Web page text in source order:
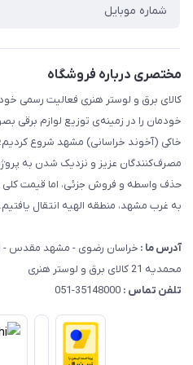
حریم خصوصی
مختصری درباره فروشگاه
خودمان را در زمینه‌ی توزیع لوازم برقی
خاکی (آخوند خراسانی) مشهد شروع
مصرف‌کنندگان عزیز و نزدیک شدن به
حذف واسطه و فروش جزئی، اما قیمت کلی
به غرب مشهد، منطقه الهیه انتقال یافتیم.
آدرس ما : خراسان رضوی - مشهد مقدس -
محمدیه 21 کالای برق و لوستر هنری
تلفن تماس :